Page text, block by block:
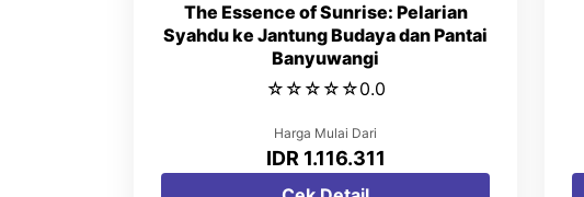
The Essence of Sunrise: Pelarian
Syahdu ke Jantung Budaya dan Pantai
Banyuwangi
☆ ☆ ☆ ☆ ☆0.0
Harga Mulai Dari
IDR 1.116.311